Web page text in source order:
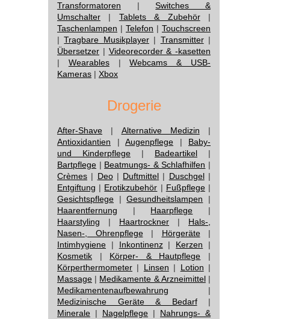
Transformatoren |Switches &
Umschalter | Tablets & Zubehör|
Taschenlampen | Telefon | Touchscreen
|Tragbare Musikplayer| Transmitter|
Übersetzer | Videorecorder & -kasetten
| Wearables|Webcams & USB-
Kameras | Xbox
Drogerie
After-Shave | Alternative Medizin |
Antioxidantien | Augenpflege | Baby-
und Kinderpflege | Badeartikel |
Bartpflege | Beatmungs- & Schlafhilfen |
Crèmes | Deo| Duftmittel | Duschgel|
Entgiftung | Erotikzubehör | Fußpflege|
Gesichtspflege |Gesundheitslampen |
Haarentfernung | Haarpflege |
Haarstyling | Haartrockner | Hals-,
Nasen-, Ohrenpflege| Hörgeräte|
Intimhygiene | Inkontinenz| Kerzen |
Kosmetik | Körper- & Hautpflege |
Körperthermometer | Linsen | Lotion |
Massage | Medikamente & Arzneimittel|
Medikamentenaufbewahrung |
Medizinische Geräte & Bedarf|
Minerale | Nagelpflege | Nahrungs- &